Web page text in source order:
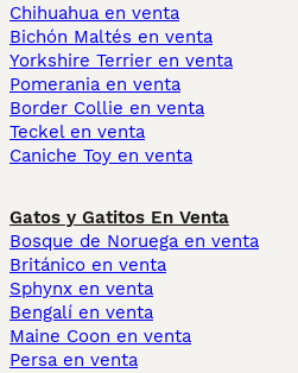
Chihuahua en venta
Bichón Maltés en venta
Yorkshire Terrier en venta
Pomerania en venta
Border Collie en venta
Teckel en venta
Caniche Toy en venta
Gatos y Gatitos En Venta
Bosque de Noruega en venta
Británico en venta
Sphynx en venta
Bengalí en venta
Maine Coon en venta
Persa en venta